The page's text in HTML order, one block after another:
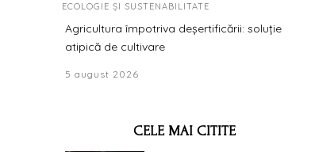
ECOLOGIE ȘI SUSTENABILITATE
Agricultura împotriva deșertificării: soluție
atipică de cultivare
5 august 2026
CELE MAI CITITE